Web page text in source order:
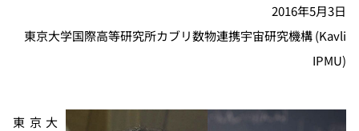
2016年5月3日
東京大学国際高等研究所カブリ数物連携宇宙研究機構 (Kavli
IPMU)
東京大